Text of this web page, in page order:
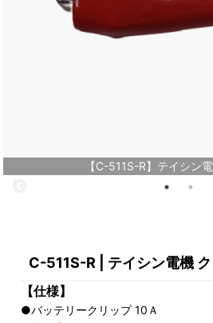
【C-511S-R】テイシン
C-511S-R | テイシン電機
【仕様】
●バッテリークリップ 10Ａ